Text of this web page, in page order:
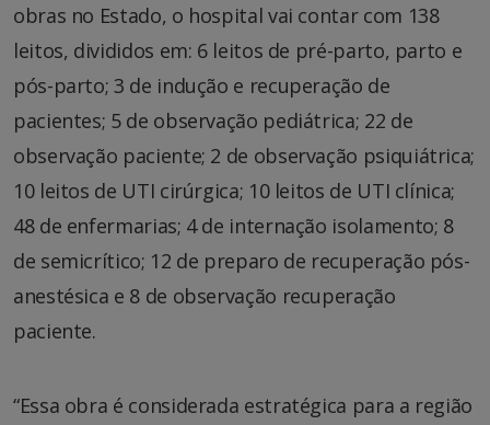
obras no Estado, o hospital vai contar com 138
leitos, divididos em: 6 leitos de pré-parto, parto e
pós-parto; 3 de indução e recuperação de
pacientes; 5 de observação pediátrica; 22 de
observação paciente; 2 de observação psiquiátrica;
10 leitos de UTI cirúrgica; 10 leitos de UTI clínica;
48 de enfermarias; 4 de internação isolamento; 8
de semicrítico; 12 de preparo de recuperação pós-
anestésica e 8 de observação recuperação
paciente.
“Essa obra é considerada estratégica para a região